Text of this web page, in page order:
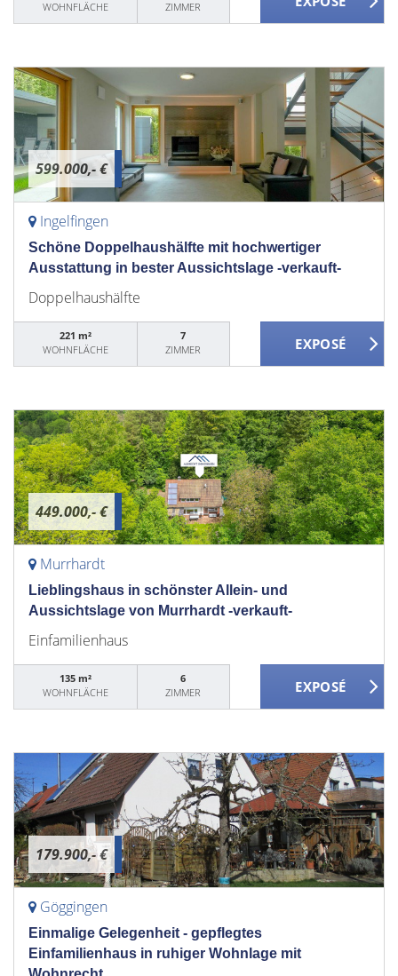
WOHNFLÄCHE
ZIMMER
599.000,- €
Ingelfingen
Schöne Doppelhaushälfte mit hochwertiger
Ausstattung in bester Aussichtslage -verkauft-
Doppelhaushälfte
221 m²
WOHNFLÄCHE
7
ZIMMER
449.000,- €
Murrhardt
Lieblingshaus in schönster Allein- und
Aussichtslage von Murrhardt -verkauft-
Einfamilienhaus
135 m²
WOHNFLÄCHE
6
ZIMMER
179.900,- €
Göggingen
Einmalige Gelegenheit - gepflegtes
Einfamilienhaus in ruhiger Wohnlage mit